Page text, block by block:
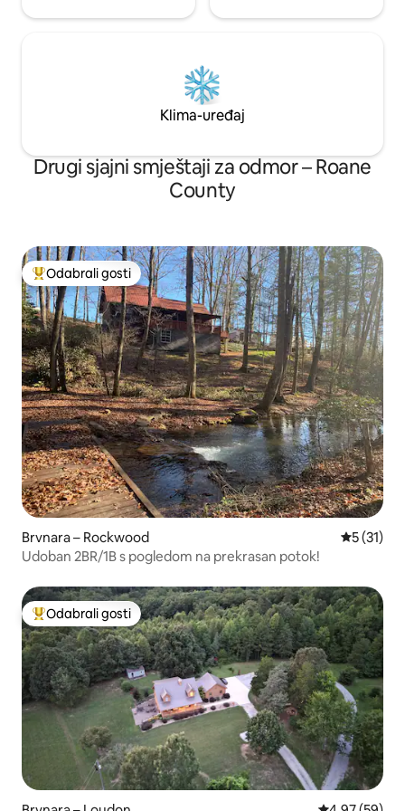
Klima-uređaj
Drugi sjajni smještaji za odmor – Roane
County
Među najviše rangiranima s oznakom „Odabrali gosti”
Odabrali gosti
Brvnara – Rockwood Prosječna
5 (31)
Udoban 2BR/1B s pogledom na prekrasan potok!
Među najviše rangiranima s oznakom „Odabrali gosti”
Odabrali gosti